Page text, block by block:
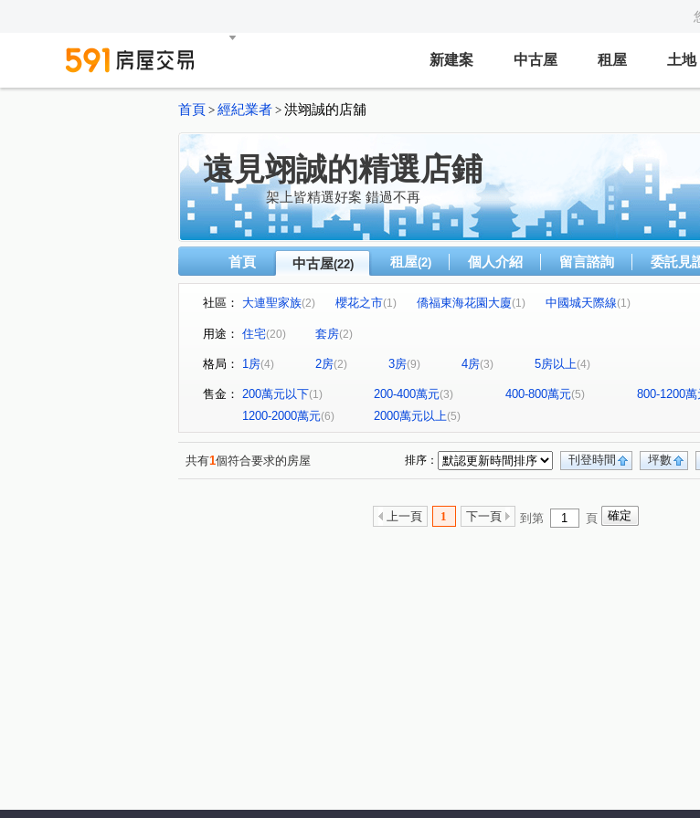
新建案 中古屋 租屋 土地
首頁 > 經紀業者 > 洪翊誠的店舖
遠見翊誠的精選店鋪
架上皆精選好案 錯過不再
首頁 中古屋(22) 租屋(2) 個人介紹 留言諮詢 委託見
社區： 大連聖家族(2) 櫻花之市(1) 僑福東海花園大廈(1) 中國城天際線(1)
龍邦心歡 櫻花青上森
鉅虹水岸岩 大連北街 (2) 櫻花路 (1) 臺灣大道四段(1)
大義街(1) 健行路 立功路(1) 振興路 雅環路二段(1) 進化路(1)
中清西二街(1) 中清路二段(1) 西苑一街
西村路(1) 建國北路(1) 中正路一段(1) 自由路二段(1) 南興一路(1)
崇倫北街(1)
用途： 住宅(20) 套房(2)
格局： 1房(4) 2房(2) 3房(9) 4房(3) 5房以上(4)
售金： 200萬元以下(1) 200-400萬元(3) 400-800萬元(5) 800-1200萬
1200-2000萬元(6) 2000萬元以上(5)
共有1個符合要求的房屋 坪數
刊登時間
排序：
上一頁 1 下一頁 到第 頁